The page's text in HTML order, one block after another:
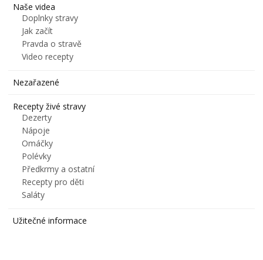
Naše videa
Doplnky stravy
Jak začít
Pravda o stravě
Video recepty
Nezařazené
Recepty živé stravy
Dezerty
Nápoje
Omáčky
Polévky
Předkrmy a ostatní
Recepty pro děti
Saláty
Užitečné informace